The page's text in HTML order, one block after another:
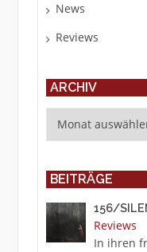
News
Reviews
ARCHIV
BEITRÄGE
156/
Reviews
In ihren